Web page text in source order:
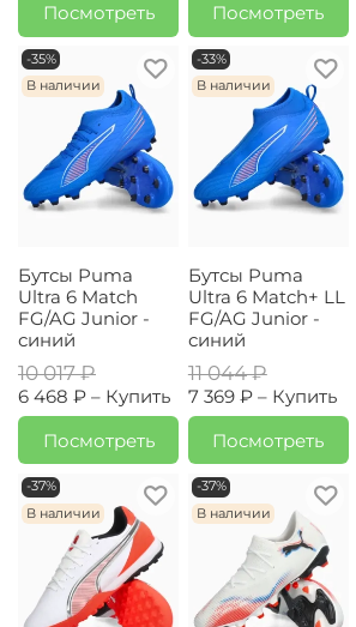
Посмотреть
Посмотреть
-35%
В наличии
Бутсы Puma
Ultra 6 Match
FG/AG Junior -
синий
10 017 ₽
6 468 ₽ – Купить
Посмотреть
-33%
В наличии
Бутсы Puma
Ultra 6 Match+ LL
FG/AG Junior -
синий
11 044 ₽
7 369 ₽ – Купить
Посмотреть
-37%
В наличии
-37%
В наличии